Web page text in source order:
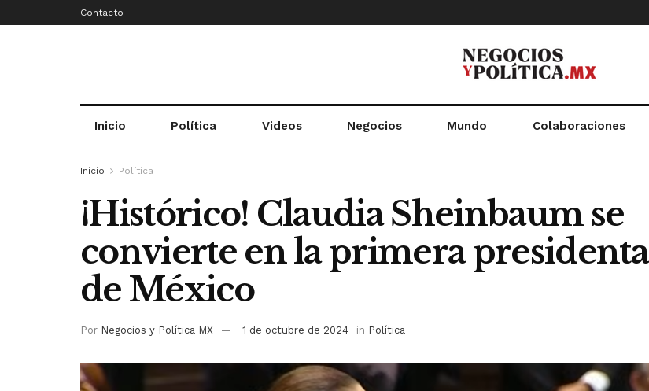
Contacto
Inicio Política Videos Negocios Mundo Colaboraciones
Inicio Política
¡Histórico! Claudia Sheinbaum se
convierte en la primera presidenta
de México
Por Negocios y Política MX 1 de octubre de 2024 in Política